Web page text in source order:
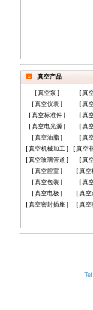
真空产品
[真空泵 ] [真
[真空仪表 ] [真
[真空标准件 ] [真
[真空电光源 ] [真
[真空油脂 ] [真
[真空机械加工 ] [真空
[真空玻璃管道 ] [真
[真空腔室 ] [真空
[真空包装 ] [真
[真空电极 ] [真空
[真空密封插座 ] [真空